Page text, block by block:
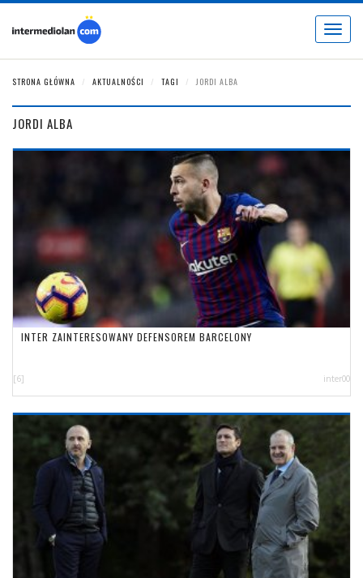
Toggle
STRONA GŁÓWNA AKTUALNOŚCI TAGI JORDI ALBA
JORDI ALBA
INTER ZAINTERESOWANY DEFENSOREM BARCELONY
[6] inter00